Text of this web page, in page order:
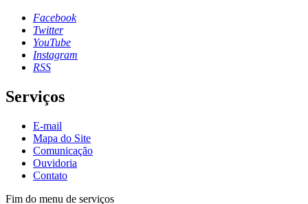
Facebook
Twitter
YouTube
Instagram
RSS
Serviços
E-mail
Mapa do Site
Comunicação
Ouvidoria
Contato
Fim do menu de serviços